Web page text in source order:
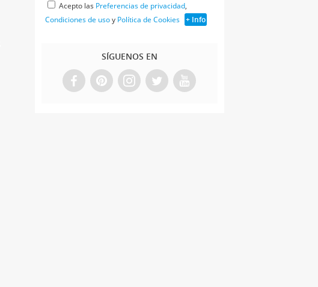
Acepto las Preferencias de privacidad,
Condiciones de usoy Política de Cookies + Info
SÍGUENOS EN